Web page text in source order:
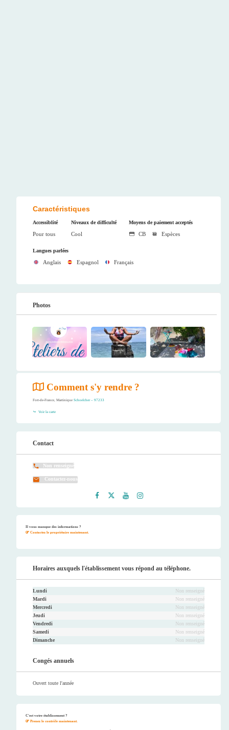
Caractéristiques
Accessiblité
Pour tous
Niveaux de difficulté
Cool
Moyens de paiement acceptés
CB Espèces
Langues parlées
Anglais Espagnol Français
Photos
Comment s'y rendre ?
Fort-de-France, Martinique Schoelcher – 97233
Voir la carte
Contact
Non renseigné
Contactez-nous
Il vous manque des informations ?
Contactez le propriétaire maintenant.
Horaires auxquels l'établissement vous répond au téléphone.
Lundi
Non renseigné
Mardi
Non renseigné
Mercredi
Non renseigné
Jeudi
Non renseigné
Vendredi
Non renseigné
Samedi
Non renseigné
Dimanche
Non renseigné
Congés annuels
Ouvert toute l'année
C'est votre établissement ?
Prenez le contrôle maintenant.